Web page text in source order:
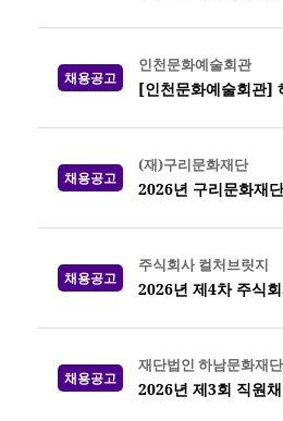
채용공고
인천문화예술회관
[인천문화예술회관]
채용공고
(재)구리문화재단
2026년 구리문화재
채용공고
주식회사 컬처브릿지
2026년 제4차 주식
채용공고
재단법인 하남문화재단
2026년 제3회 직원